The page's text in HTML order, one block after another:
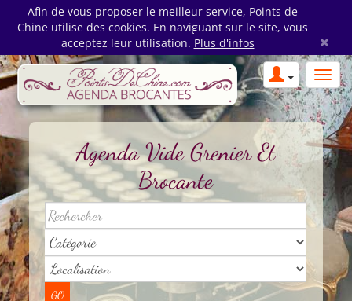
Afin de vous proposer le meilleur service, Points de
Chine utilise des cookies. En naviguant sur le site, vous
acceptez leur utilisation. Plus d'infos ×
Agenda Vide Grenier Et
Brocante